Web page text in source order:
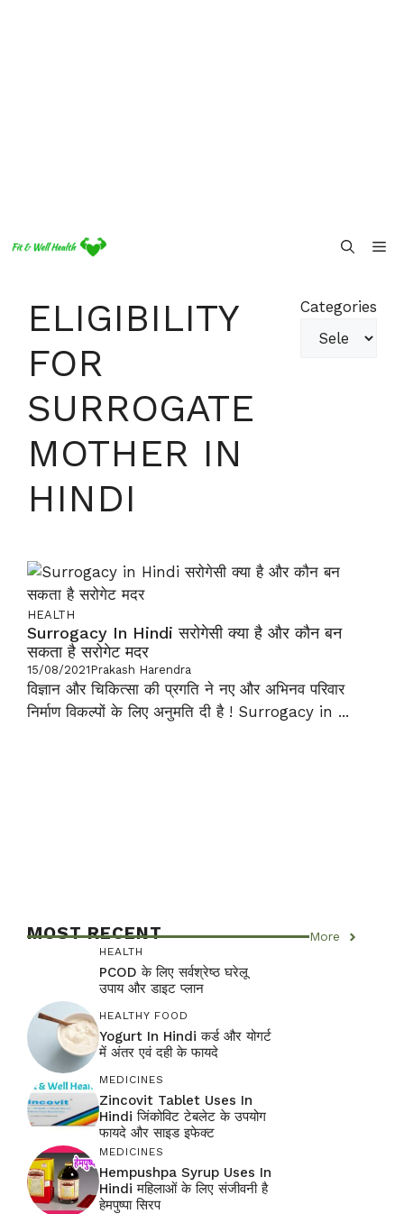
ELIGIBILITY
FOR
SURROGATE
MOTHER IN
HINDI
Categories
HEALTH
Surrogacy In Hindi सरोगेसी क्या है और कौन बन
सकता है सरोगेट मदर
15/08/2021Prakash Harendra
विज्ञान और चिकित्सा की प्रगति ने नए और अभिनव परिवार
निर्माण विकल्पों के लिए अनुमति दी है ! Surrogacy in ...
MOST RECENT More
HEALTH
PCOD के लिए सर्वश्रेष्ठ घरेलू
उपाय और डाइट प्लान
HEALTHY FOOD
Yogurt In Hindi कर्ड और योगर्ट
में अंतर एवं दही के फायदे
MEDICINES
Zincovit Tablet Uses In
Hindi जिंकोविट टेबलेट के उपयोग
फायदे और साइड इफेक्ट
MEDICINES
Hempushpa Syrup Uses In
Hindi महिलाओं के लिए संजीवनी है
हेमपुष्पा सिरप